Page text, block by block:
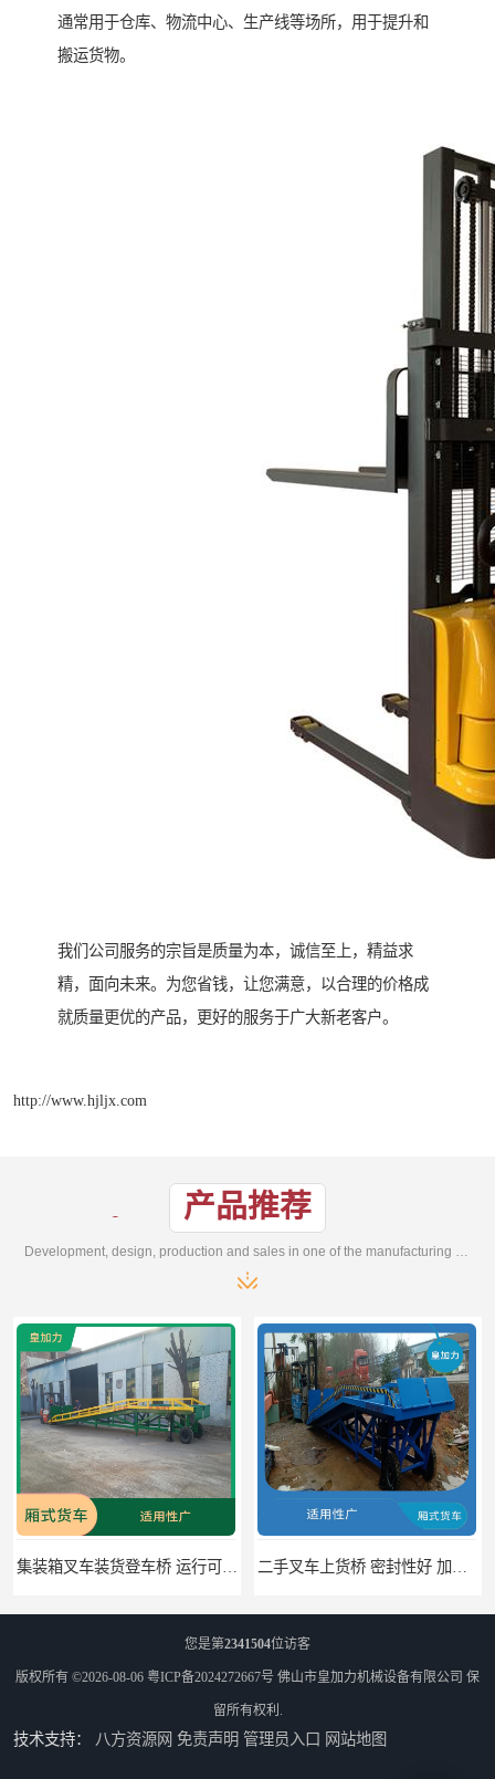
通常用于仓库、物流中心、生产线等场所，用于提升和
搬运货物。
我们公司服务的宗旨是质量为本，诚信至上，精益求
精，面向未来。为您省钱，让您满意，以合理的价格成
就质量更优的产品，更好的服务于广大新老客户。
http://www.hjljx.com
产品推荐
集装箱叉车装货登车桥 运行可靠 节省空间 二手叉车上货桥 密封性好 加快物料流通速度
您是第2341504位访客
版权所有 ©2026-08-06 粤ICP备2024272667号 佛山市皇加力机械设备有限公司 保
留所有权利.
技术支持： 八方资源网 免责声明 管理员入口 网站地图